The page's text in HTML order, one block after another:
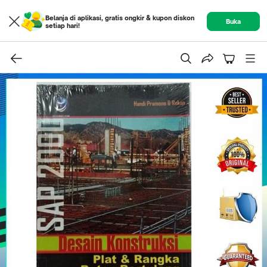
Belanja di aplikasi, gratis ongkir & kupon diskon
setiap hari!
Buka